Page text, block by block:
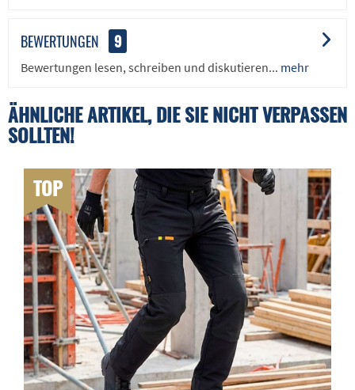
BEWERTUNGEN 9
Bewertungen lesen, schreiben und diskutieren... mehr
ÄHNLICHE ARTIKEL, DIE SIE NICHT VERPASSEN
SOLLTEN!
TOP